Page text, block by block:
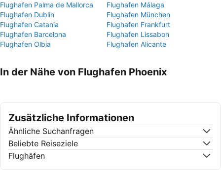
Flughafen Palma de Mallorca
Flughafen Málaga
Flughafen Dublin
Flughafen München
Flughafen Catania
Flughafen Frankfurt
Flughafen Barcelona
Flughafen Lissabon
Flughafen Olbia
Flughafen Alicante
In der Nähe von Flughafen Phoenix
Zusätzliche Informationen
Ähnliche Suchanfragen
Beliebte Reiseziele
Flughäfen